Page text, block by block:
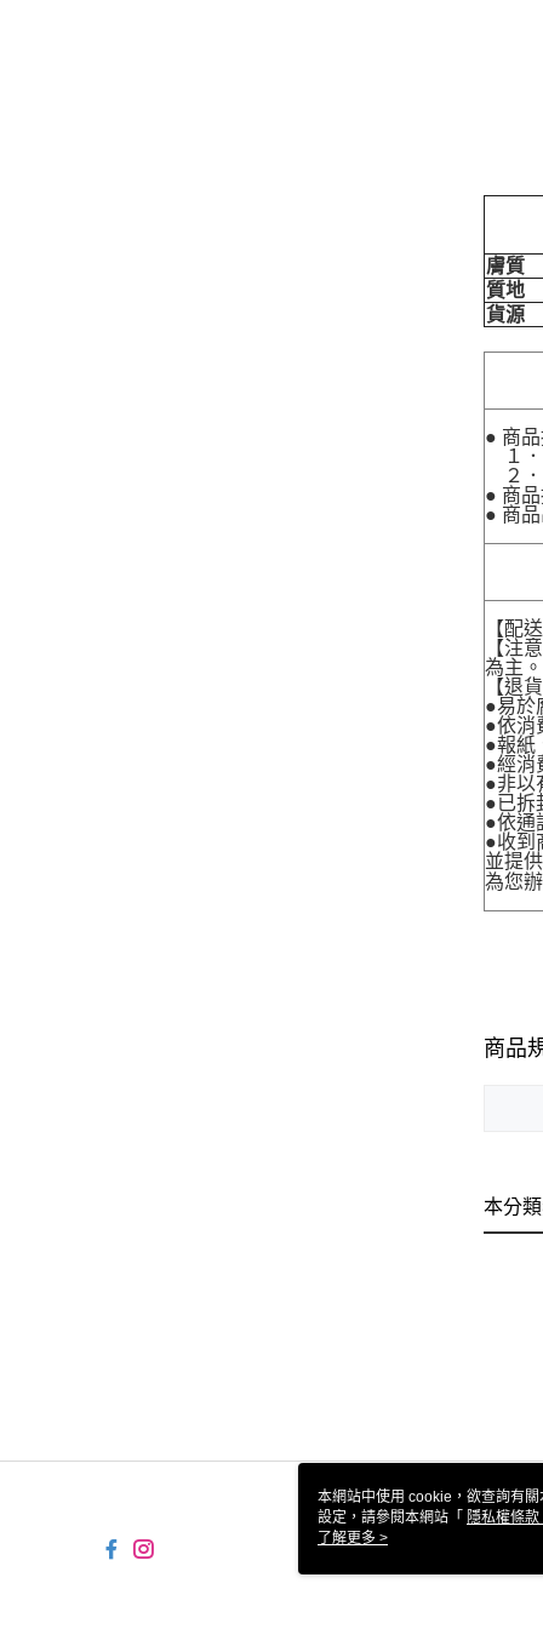
膚質
質地
貨源
● 商
１．
２．
● 商
● 商
【配
【注
為主。
【退
●易於
●依消
●報紙
●經消
●非以
●已拆
●依通
●收到
並提
為您
商品
本分
本網站中使用 cookie，欲查詢有
設定，請參閱本網站「 隱私權條款
使用 cookie。
了解更多 >